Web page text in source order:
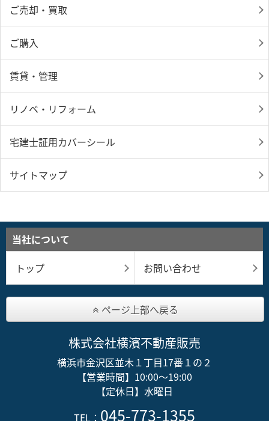
ご売却・買取
ご購入
賃貸・管理
リノベ・リフォーム
宅建士証用カバーシール
サイトマップ
当社について
トップ
お問い合わせ
ページ上部へ戻る
株式会社横濱不動産販売
横浜市金沢区並木１丁目17番１の２
【営業時間】10:00～19:00
【定休日】水曜日
TEL： 045-773-1355